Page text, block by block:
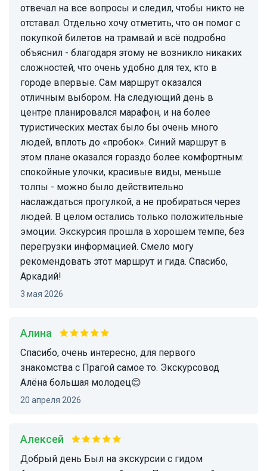
отвечал на все вопросы и следил, чтобы никто не
отставал. Отдельно хочу отметить, что он помог с
покупкой билетов на трамвай и всё подробно
объяснил - благодаря этому не возникло никаких
сложностей, что очень удобно для тех, кто в
городе впервые. Сам маршрут оказался
отличным выбором. На следующий день в
центре планировался марафон, и на более
туристических местах было бы очень много
людей, вплоть до «пробок». Синий маршрут в
этом плане оказался гораздо более комфортным:
спокойные улочки, красивые виды, меньше
толпы - можно было действительно
наслаждаться прогулкой, а не пробираться через
людей. В целом остались только положительные
эмоции. Экскурсия прошла в хорошем темпе, без
перегрузки информацией. Смело могу
рекомендовать этот маршрут и гида. Спасибо,
Аркадий!
3 мая 2026
Алина
Спасибо, очень интересно, для первого
знакомства с Прагой самое то. Экскурсовод
Алёна большая молодец😊
20 апреля 2026
алексей
Добрый день Был на экскурсии с гидом